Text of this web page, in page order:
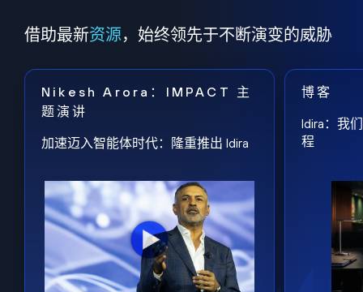
借助最新资源，始终领先于不断演变的威胁
Nikesh Arora：IMPACT 主
题演讲
加速迈入智能体时代：隆重推出 Idira
博客
Idira：我
程